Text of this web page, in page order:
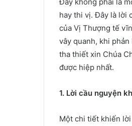
hay thi vị. Đây là lời
của Vị Thượng tế
vây quanh, khi
tha thiết xin Chúa
được hiệp nhất.
1. Lời cầu nguyện
Một chi tiết khiến